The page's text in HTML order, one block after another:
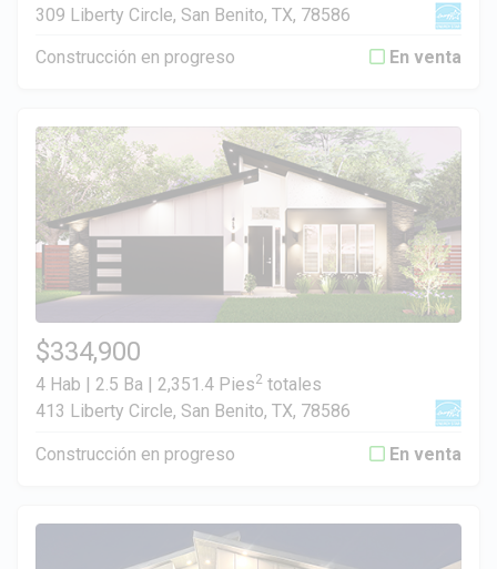
309 Liberty Circle, San Benito, TX, 78586
Construcción en progreso En venta
$334,900
4 Hab | 2.5 Ba | 2,351.4 Pies2 totales
413 Liberty Circle, San Benito, TX, 78586
Construcción en progreso En venta